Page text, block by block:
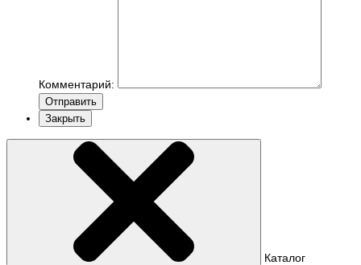
Комментарий:
Отправить
Закрыть
Каталог